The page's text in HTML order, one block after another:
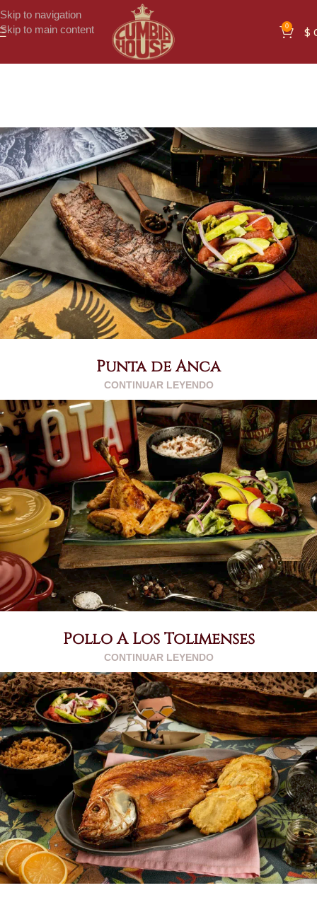
Skip to navigation
Skip to main content
0 $
Punta de Anca
CONTINUAR LEYENDO
Pollo A Los Tolimenses
CONTINUAR LEYENDO